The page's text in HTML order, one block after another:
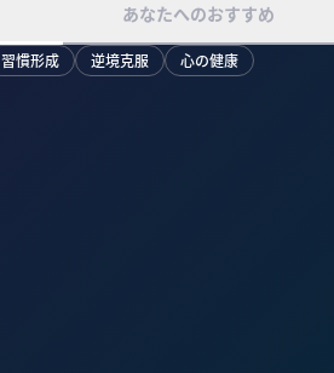
あなたへのおすすめ
習慣形成 逆境克服 心の健康